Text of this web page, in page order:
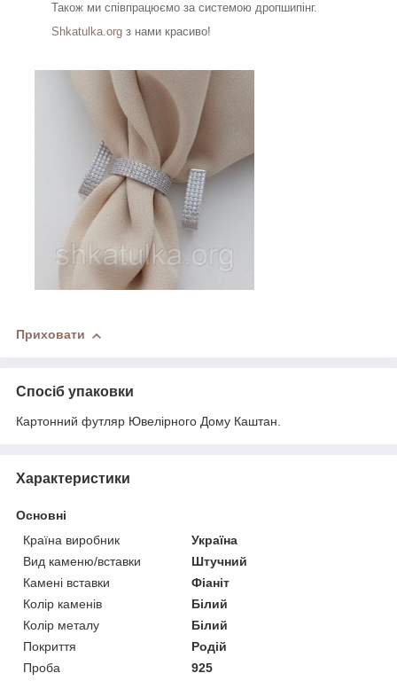
Також ми співпрацюємо за системою дропшипінг.
Shkatulka.org з нами красиво!
Приховати
Спосіб упаковки
Картонний футляр Ювелірного Дому Каштан.
Характеристики
Основні
Країна виробник
Україна
Вид каменю/вставки
Штучний
Камені вставки
Фіаніт
Колір каменів
Білий
Колір металу
Білий
Покриття
Родій
Проба
925